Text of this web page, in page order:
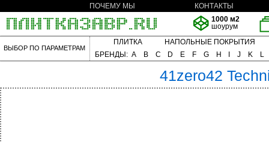
ПОЧЕМУ МЫ
КОНТАКТЫ
1000 м2
шоурум
ВЫБОР ПО ПАРАМЕТРАМ
ПЛИТКА
НАПОЛЬНЫЕ ПОКРЫТИЯ
БРЕНДЫ: A B C D E F G H J K L
41zero42